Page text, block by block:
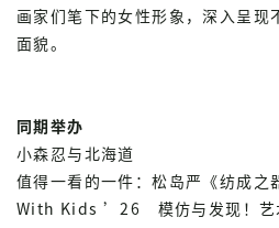
画家们笔下的女性形象，深入呈现
面貌。
同期举办
小森忍与北海道
值得一看的一件：松岛严《纺成之
With Kids ’26 模仿与发现！艺